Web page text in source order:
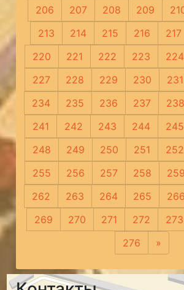
206
207 208 209
213
214 215 216 217
220
221 222 223 224
227
228 229 230 231
234
235 236 237 238
241
242 243 244 245
248
249 250 251 252
255
256 257 258 259
262
263 264 265 266
269
270 271 272 273
276
»